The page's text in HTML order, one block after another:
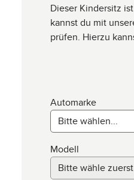
Dieser Kindersitz
kannst du mit
prüfen. Hierzu
Automarke
Modell